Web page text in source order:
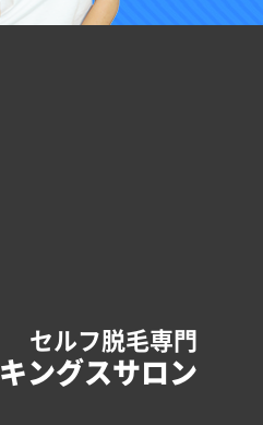
セルフ脱毛専門
キングスサロン